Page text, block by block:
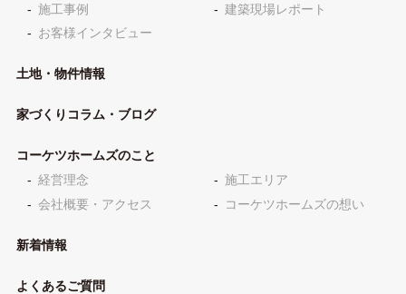
施工事例
建築現場レポート
お客様インタビュー
土地・物件情報
家づくりコラム・ブログ
コーケツホームズのこと
経営理念
施工エリア
会社概要・アクセス
コーケツホームズの想い
新着情報
よくあるご質問